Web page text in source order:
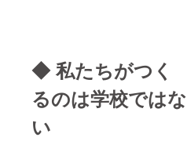
◆ 私たちがつく
るのは学校ではな
い